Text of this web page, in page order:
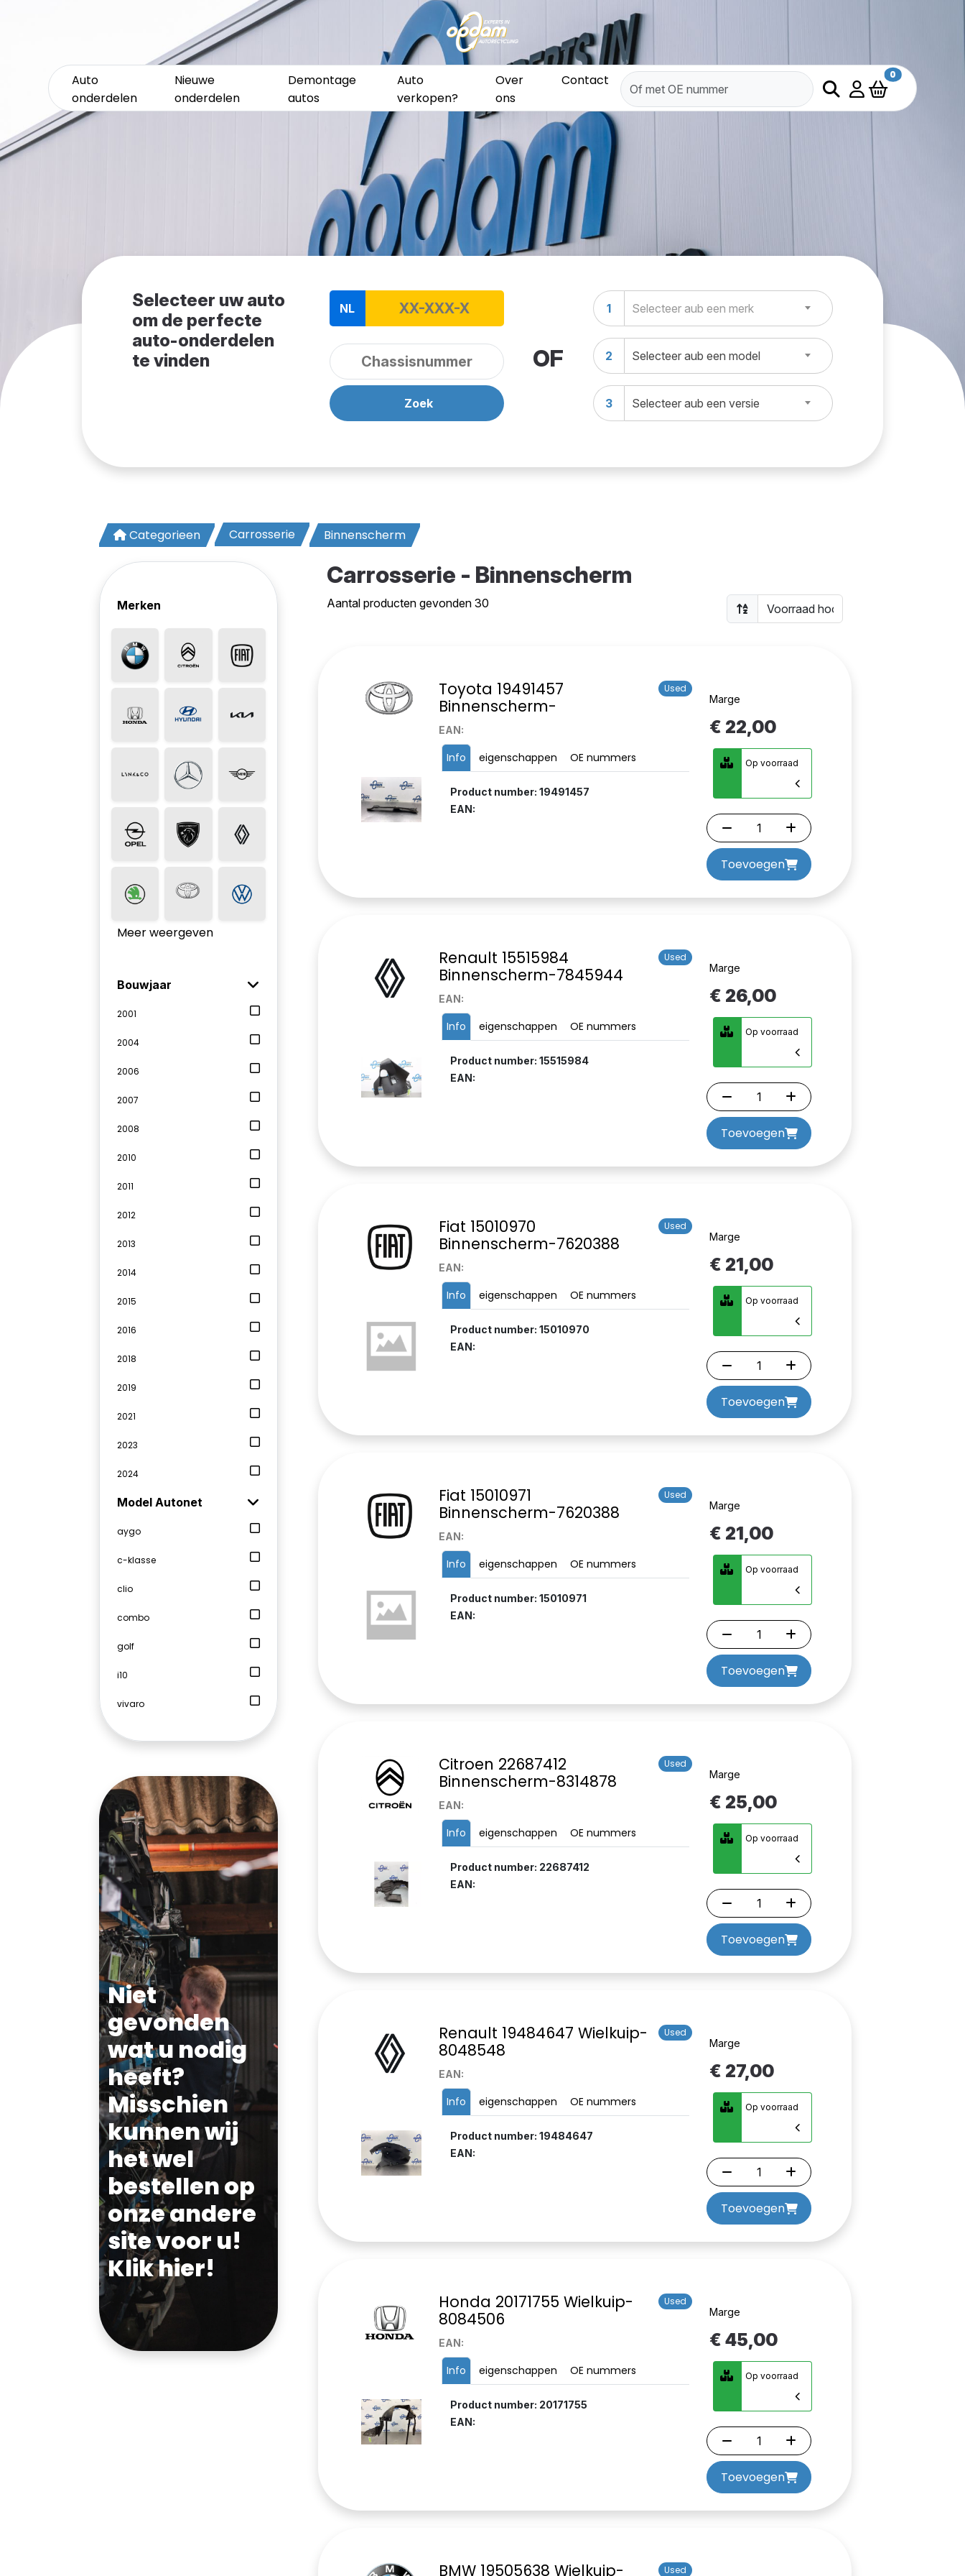
Auto
onderdelen
Nieuwe
onderdelen
Demontage
autos
Auto
verkopen?
Over
ons
Contact 0
Selecteer uw auto
om de perfecte
auto-onderdelen
te vinden
NL
Zoek
OF
1 Selecteer aub een merk
2 Selecteer aub een model
3 Selecteer aub een versie
Categorieen Carrosserie Binnenscherm
Merken
Meer weergeven
Bouwjaar
2001
2004
2006
2007
2008
2010
2011
2012
2013
2014
2015
2016
2018
2019
2021
2023
2024
Model Autonet
aygo
c-klasse
clio
combo
golf
i10
vivaro
Niet
gevonden
wat u nodig
heeft?
Misschien
kunnen wij
het wel
bestellen op
onze andere
site voor u!
Klik hier!
Carrosserie - Binnenscherm
Aantal producten gevonden 30
Toyota 19491457
Binnenscherm-
Used
EAN:
Info eigenschappen OE nummers
Product number: 19491457
EAN:
Marge
€ 22,00
Op voorraad
Toevoegen
Renault 15515984
Binnenscherm-7845944
Used
EAN:
Info eigenschappen OE nummers
Product number: 15515984
EAN:
Marge
€ 26,00
Op voorraad
Toevoegen
Fiat 15010970
Binnenscherm-7620388
Used
EAN:
Info eigenschappen OE nummers
Product number: 15010970
EAN:
Marge
€ 21,00
Op voorraad
Toevoegen
Fiat 15010971
Binnenscherm-7620388
Used
EAN:
Info eigenschappen OE nummers
Product number: 15010971
EAN:
Marge
€ 21,00
Op voorraad
Toevoegen
Citroen 22687412
Binnenscherm-8314878
Used
EAN:
Info eigenschappen OE nummers
Product number: 22687412
EAN:
Marge
€ 25,00
Op voorraad
Toevoegen
Renault 19484647 Wielkuip-
8048548
Used
EAN:
Info eigenschappen OE nummers
Product number: 19484647
EAN:
Marge
€ 27,00
Op voorraad
Toevoegen
Honda 20171755 Wielkuip-
8084506
Used
EAN:
Info eigenschappen OE nummers
Product number: 20171755
EAN:
Marge
€ 45,00
Op voorraad
Toevoegen
BMW 19505638 Wielkuip-
Used